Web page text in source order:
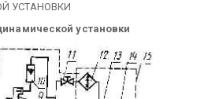
УСТАНОВКИ
установки